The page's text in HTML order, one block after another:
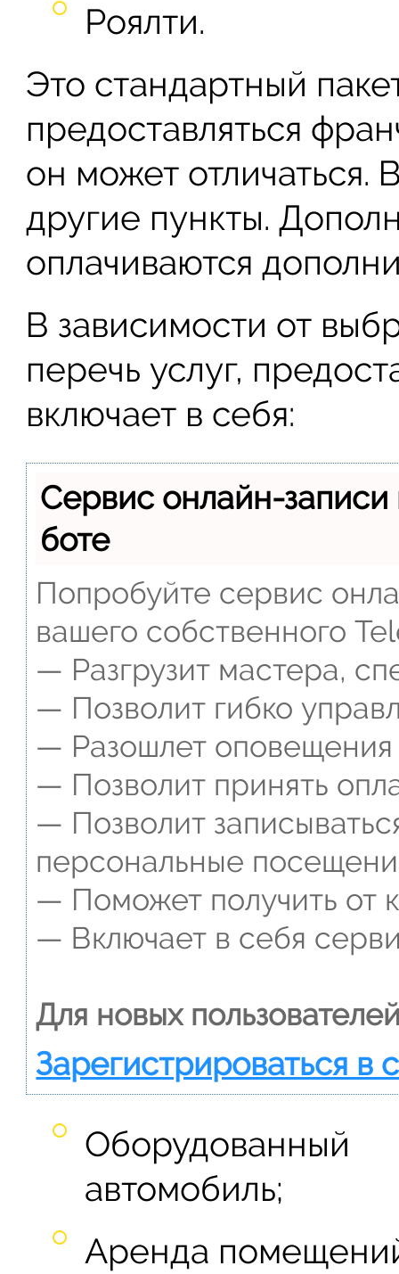
Роялти.
Это стандартный
предоставляться
он может отличаться.
другие пункты.
оплачиваются
В зависимости от
перечь услуг,
включает в себя:
Сервис онлайн-
боте
Попробуйте сервис
вашего собственного
— Разгрузит мастера,
— Позволит гибко
— Разошлет оповещения
— Позволит принять
— Позволит
персональные
— Поможет получить от
— Включает в себя
Для новых
Зарегистрироваться в
Оборудованный
автомобиль;
Аренда